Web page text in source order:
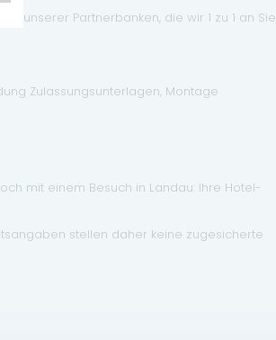
unserer Partnerbanken, die wir 1 zu 1 an Sie
Zulassungsunterlagen, Montage
mit einem Besuch in Landau: Ihre Hotel-
stellen daher keine zugesicherte